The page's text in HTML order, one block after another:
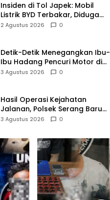
Insiden di Tol Japek: Mobil
Listrik BYD Terbakar, Diduga
Gangguan Korsleting Listrik
2 Agustus 2026 0
Detik-Detik Menegangkan Ibu-
Ibu Hadang Pencuri Motor di
Purwasari Karawang, Pelaku
3 Agustus 2026 0
Hasil Operasi Kejahatan
Jalanan, Polsek Serang Baru
Serahkan Motor Hilang ke
3 Agustus 2026 0